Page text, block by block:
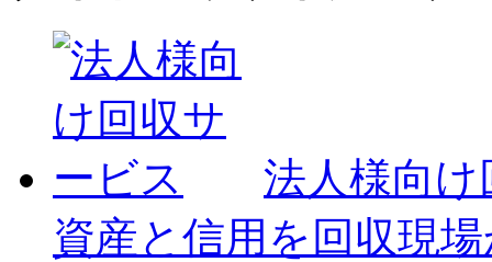
法人様向
資産と信用を回収現